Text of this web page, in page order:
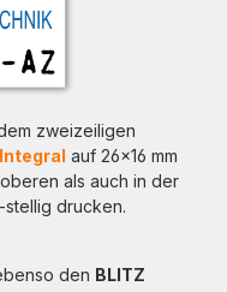
zweizeiligen
auf 26x16 mm
als auch in der
stellig drucken.
den BLITZ